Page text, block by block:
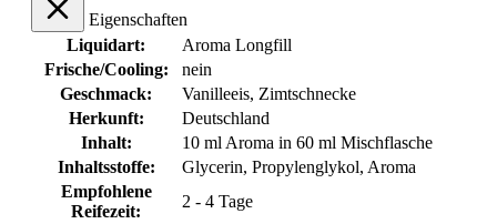
Eigenschaften
Liquidart:
Aroma Longfill
Frische/Cooling:
nein
Geschmack:
Vanilleeis, Zimtschnecke
Herkunft:
Deutschland
Inhalt:
10 ml Aroma in 60 ml Mischflasche
Inhaltsstoffe:
Glycerin, Propylenglykol, Aroma
Empfohlene
Reifezeit:
2 - 4 Tage